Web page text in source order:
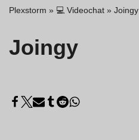
Plexstorm » 💻 Videochat » Joingy
Joingy